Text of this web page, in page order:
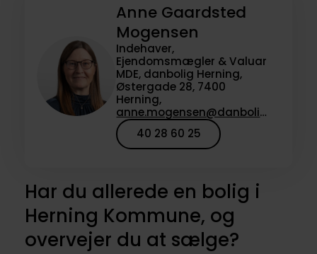
Anne Gaardsted
Mogensen
Indehaver,
Ejendomsmægler & Valuar
MDE, danbolig Herning,
Østergade 28, 7400
Herning,
anne.mogensen@danbolig.dk
40 28 60 25
Har du allerede en bolig i
Herning Kommune, og
overvejer du at sælge?